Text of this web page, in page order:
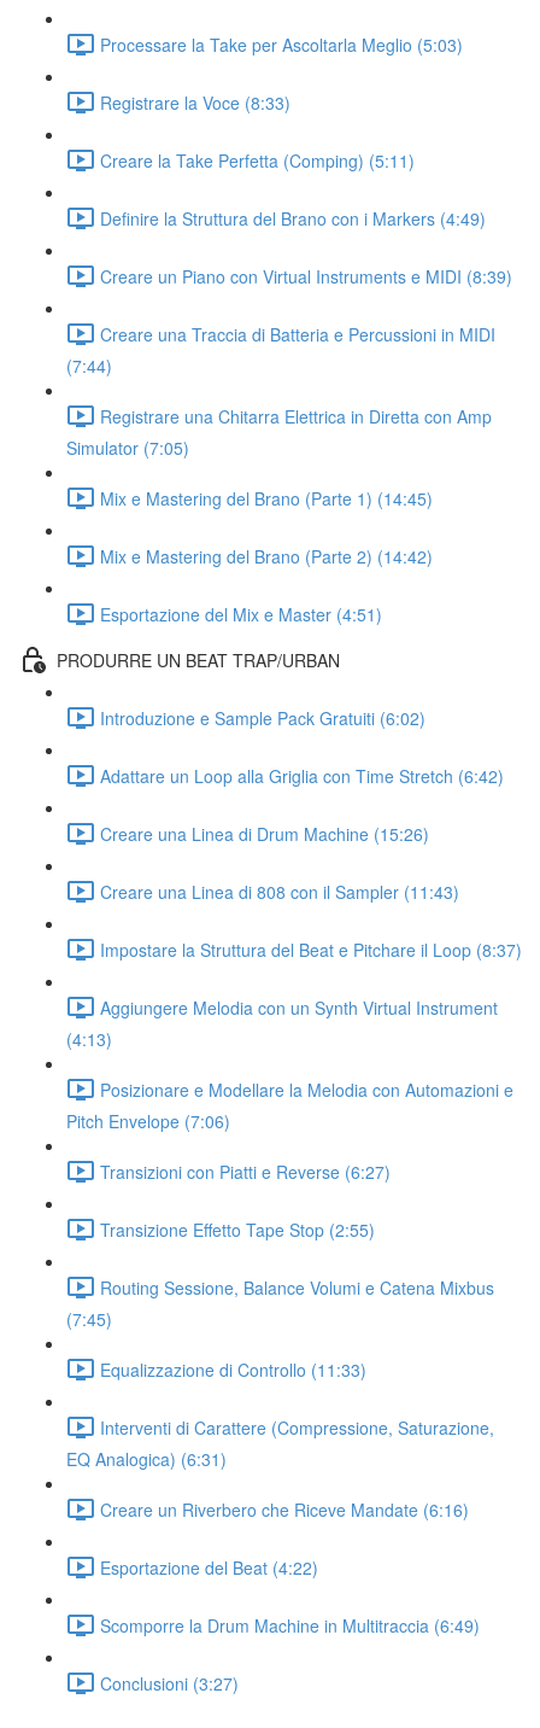
Processare la Take per Ascoltarla Meglio (5:03)
Registrare la Voce (8:33)
Creare la Take Perfetta (Comping) (5:11)
Definire la Struttura del Brano con i Markers (4:49)
Creare un Piano con Virtual Instruments e MIDI (8:39)
Creare una Traccia di Batteria e Percussioni in MIDI
(7:44)
Registrare una Chitarra Elettrica in Diretta con Amp
Simulator (7:05)
Mix e Mastering del Brano (Parte 1) (14:45)
Mix e Mastering del Brano (Parte 2) (14:42)
Esportazione del Mix e Master (4:51)
PRODURRE UN BEAT TRAP/URBAN
Introduzione e Sample Pack Gratuiti (6:02)
Adattare un Loop alla Griglia con Time Stretch (6:42)
Creare una Linea di Drum Machine (15:26)
Creare una Linea di 808 con il Sampler (11:43)
Impostare la Struttura del Beat e Pitchare il Loop (8:37)
Aggiungere Melodia con un Synth Virtual Instrument
(4:13)
Posizionare e Modellare la Melodia con Automazioni e
Pitch Envelope (7:06)
Transizioni con Piatti e Reverse (6:27)
Transizione Effetto Tape Stop (2:55)
Routing Sessione, Balance Volumi e Catena Mixbus
(7:45)
Equalizzazione di Controllo (11:33)
Interventi di Carattere (Compressione, Saturazione,
EQ Analogica) (6:31)
Creare un Riverbero che Riceve Mandate (6:16)
Esportazione del Beat (4:22)
Scomporre la Drum Machine in Multitraccia (6:49)
Conclusioni (3:27)